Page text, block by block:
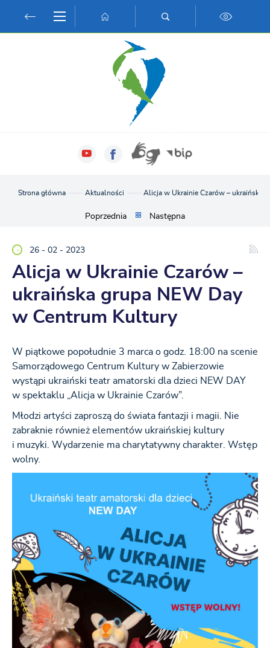
Przejdź do wyszukiwarki.
Przejdź do ustawień wielkości czcionki.
Włącz wersję kontrastową strony.
Strona główna Aktualności Alicja w Ukrainie Czarów – ukraińska
Poprzednia Następna
26 - 02 - 2023
Alicja w Ukrainie Czarów –
ukraińska grupa NEW Day
w Centrum Kultury
W piątkowe popołudnie 3 marca o godz. 18:00 na scenie
Samorządowego Centrum Kultury w Zabierzowie
wystąpi ukraiński teatr amatorski dla dzieci NEW DAY
w spektaklu „Alicja w Ukrainie Czarów”.
Młodzi artyści zaproszą do świata fantazji i magii. Nie
zabraknie również elementów ukraińskiej kultury
i muzyki. Wydarzenie ma charytatywny charakter. Wstęp
wolny.